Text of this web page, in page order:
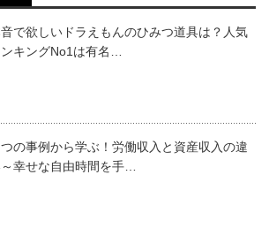
で欲しいドラえもんのひみつ道具は？人気
キングNo1は有名…
つの事例から学ぶ！労働収入と資産収入の違
幸せな自由時間を手…